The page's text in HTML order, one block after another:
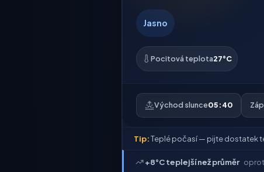
Jasno
Pocitová teplota27°C
Východ slunce05:40
Tip:Teplé počasí — pijte dostatek
+8°C teplejší než průměr